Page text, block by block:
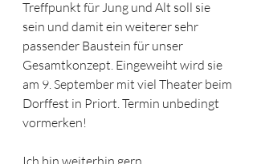
Treffpunkt für Jung und Alt soll sie
sein und damit ein weiterer sehr
passender Baustein für unser
Gesamtkonzept. Eingeweiht wird sie
am 9. September mit viel Theater beim
Dorffest in Priort. Termin unbedingt
vormerken!
Ich bin weiterhin gern